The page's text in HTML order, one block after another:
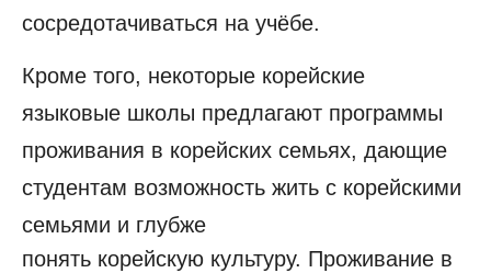
сосредотачиваться на учёбе.
Кроме того, некоторые корейские
языковые школы предлагают программы
проживания в корейских семьях, дающие
студентам возможность жить с корейскими
семьями и глубже
понять корейскую культуру. Проживание в